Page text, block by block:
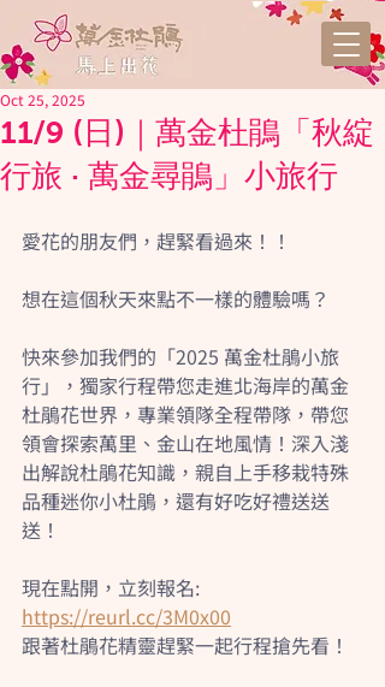
11/9 (日)｜萬金杜鵑「秋綻
行旅 · 萬金尋鵑」小旅行
Oct 25, 2025
愛花的朋友們，趕緊看過來！！
想在這個秋天來點不一樣的體驗嗎？
快來參加我們的「2025 萬金杜鵑小旅
行」，獨家行程帶您走進北海岸的萬金
杜鵑花世界，專業領隊全程帶隊，帶您
領會探索萬里、金山在地風情！深入淺
出解說杜鵑花知識，親自上手移栽特殊
品種迷你小杜鵑，還有好吃好禮送送
送！
現在點開，立刻報名:
https://reurl.cc/3M0x00
跟著杜鵑花精靈趕緊一起行程搶先看！